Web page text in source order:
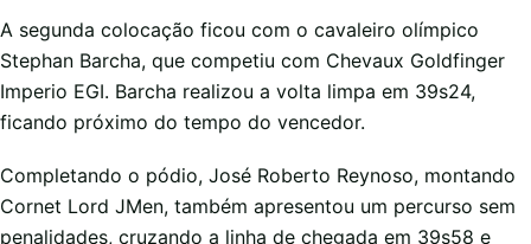
A segunda colocação ficou com o cavaleiro olímpico
Stephan Barcha, que competiu com Chevaux Goldfinger
Imperio EGI. Barcha realizou a volta limpa em 39s24,
ficando próximo do tempo do vencedor.
Completando o pódio, José Roberto Reynoso, montando
Cornet Lord JMen, também apresentou um percurso sem
penalidades, cruzando a linha de chegada em 39s58 e